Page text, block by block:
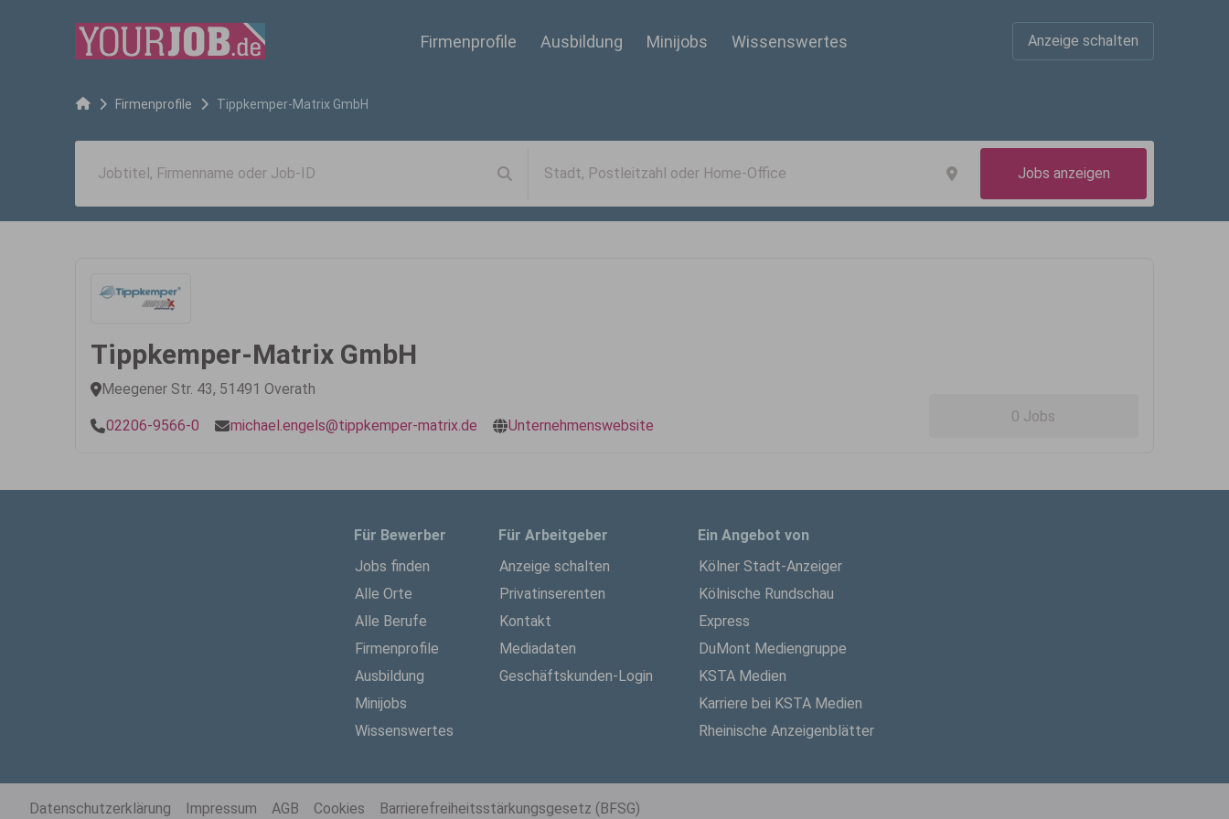
Firmenprofile Ausbildung Minijobs Wissenswertes Anzeige schalten
Firmenprofile Tippkemper-Matrix GmbH
Jobs anzeigen
Tippkemper-Matrix GmbH
Meegener Str. 43, 51491 Overath
02206-9566-0 michael.engels@tippkemper-matrix.de Unternehmenswebsite
0 Jobs
Für Bewerber
Jobs finden
Alle Orte
Alle Berufe
Firmenprofile
Ausbildung
Minijobs
Wissenswertes
Für Arbeitgeber
Anzeige schalten
Privatinserenten
Kontakt
Mediadaten
Geschäftskunden-Login
Ein Angebot von
Kölner Stadt-Anzeiger
Kölnische Rundschau
Express
DuMont Mediengruppe
KSTA Medien
Karriere bei KSTA Medien
Rheinische Anzeigenblätter
Datenschutzerklärung Impressum AGB Cookies Barrierefreiheitsstärkungsgesetz (BFSG)